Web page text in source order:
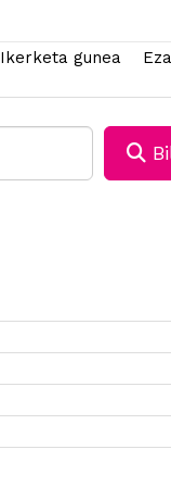
Ikerketa gunea